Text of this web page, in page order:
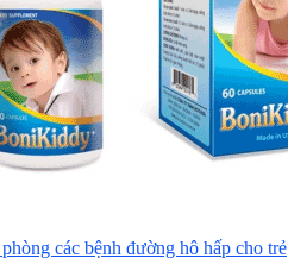
các bệnh đường hô hấp cho trẻ